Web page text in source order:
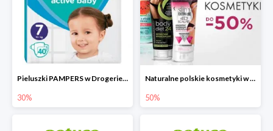
Pieluszki PAMPERS w Drogerie Natura do -30%
30%
Naturalne polskie kosmetyki w Drogerie Natura do -50%
50%